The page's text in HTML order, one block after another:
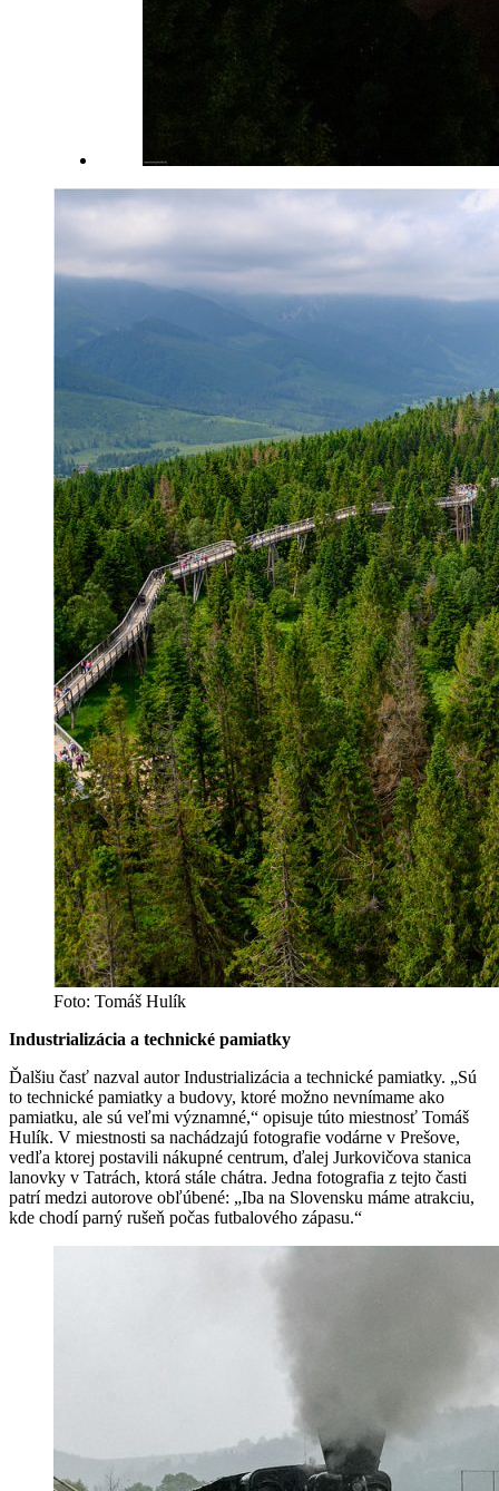
Foto: Tomáš Hulík
Industrializácia a technické pamiatky
Ďalšiu časť nazval autor Industrializácia a technické pamiatky. „Sú
to technické pamiatky a budovy, ktoré možno nevnímame ako
pamiatku, ale sú veľmi významné,“ opisuje túto miestnosť Tomáš
Hulík. V miestnosti sa nachádzajú fotografie vodárne v Prešove,
vedľa ktorej postavili nákupné centrum, ďalej Jurkovičova stanica
lanovky v Tatrách, ktorá stále chátra. Jedna fotografia z tejto časti
patrí medzi autorove obľúbené: „Iba na Slovensku máme atrakciu,
kde chodí parný rušeň počas futbalového zápasu.“